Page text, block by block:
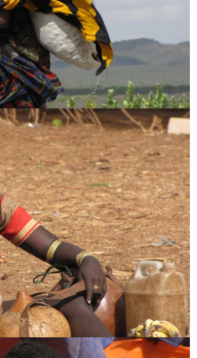
[:en]Africa[:hu]Afrika[:]
velem külföldre[:] Afrika
kereszténység törzsek